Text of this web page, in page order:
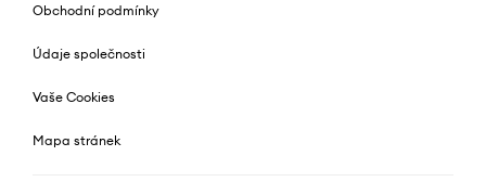
Obchodní podmínky
Údaje společnosti
Vaše Cookies
Mapa stránek